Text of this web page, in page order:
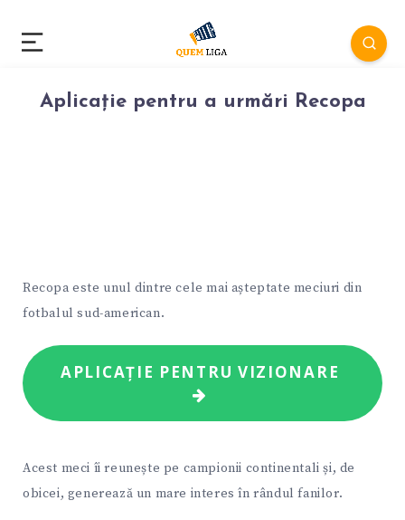
Aplicație pentru a urmări Recopa
Recopa este unul dintre cele mai așteptate meciuri din
fotbalul sud-american.
APLICAȚIE PENTRU VIZIONARE
Acest meci îi reunește pe campionii continentali și, de
obicei, generează un mare interes în rândul fanilor.